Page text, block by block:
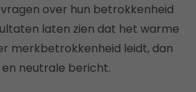
over hun betrokkenheid
laten zien dat het warme
merkbetrokkenheid leidt, dan
neutrale bericht.